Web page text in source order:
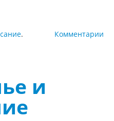
Комментарии
.
и